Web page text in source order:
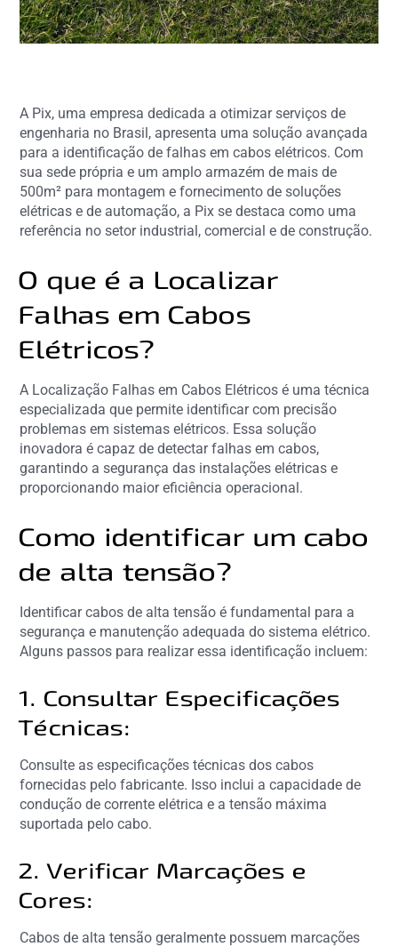
A Pix, uma empresa dedicada a otimizar serviços de
engenharia no Brasil, apresenta uma solução avançada
para a identificação de falhas em cabos elétricos. Com
sua sede própria e um amplo armazém de mais de
500m² para montagem e fornecimento de soluções
elétricas e de automação, a Pix se destaca como uma
referência no setor industrial, comercial e de construção.
O que é a Localizar
Falhas em Cabos
Elétricos?
A Localização Falhas em Cabos Elétricos é uma técnica
especializada que permite identificar com precisão
problemas em sistemas elétricos. Essa solução
inovadora é capaz de detectar falhas em cabos,
garantindo a segurança das instalações elétricas e
proporcionando maior eficiência operacional.
Como identificar um cabo
de alta tensão?
Identificar cabos de alta tensão é fundamental para a
segurança e manutenção adequada do sistema elétrico.
Alguns passos para realizar essa identificação incluem:
1. Consultar Especificações
Técnicas:
Consulte as especificações técnicas dos cabos
fornecidas pelo fabricante. Isso inclui a capacidade de
condução de corrente elétrica e a tensão máxima
suportada pelo cabo.
2. Verificar Marcações e
Cores:
Cabos de alta tensão geralmente possuem marcações